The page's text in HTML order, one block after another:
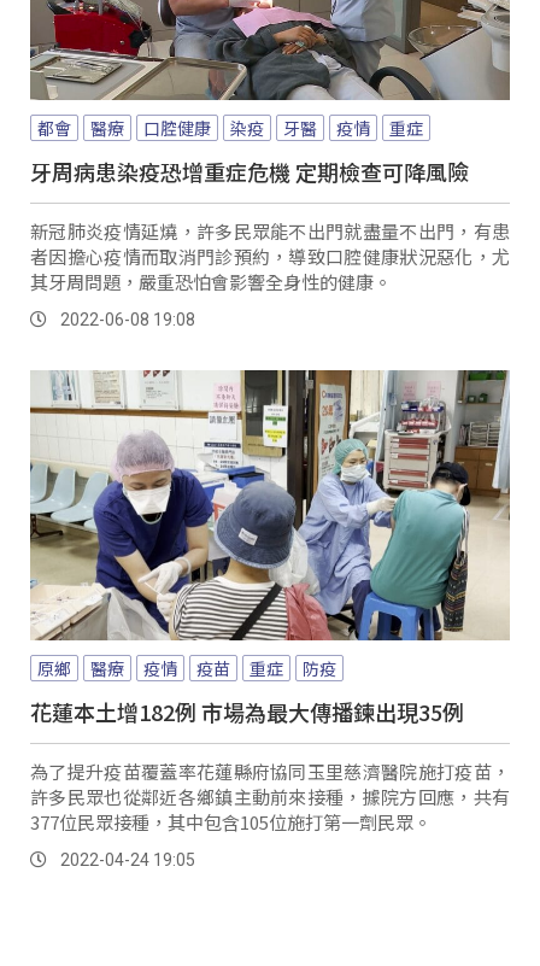
都會 醫療 口腔健康 染疫 牙醫 疫情 重症
牙周病患染疫恐增重症危機 定期檢查可降風險
新冠肺炎疫情延燒，許多民眾能不出門就盡量不出門，有患
者因擔心疫情而取消門診預約，導致口腔健康狀況惡化，尤
其牙周問題，嚴重恐怕會影響全身性的健康。
2022-06-08 19:08
原鄉 醫療 疫情 疫苗 重症 防疫
花蓮本土增182例 市場為最大傳播鍊出現35例
為了提升疫苗覆蓋率花蓮縣府協同玉里慈濟醫院施打疫苗，
許多民眾也從鄰近各鄉鎮主動前來接種，據院方回應，共有
377位民眾接種，其中包含105位施打第一劑民眾。
2022-04-24 19:05